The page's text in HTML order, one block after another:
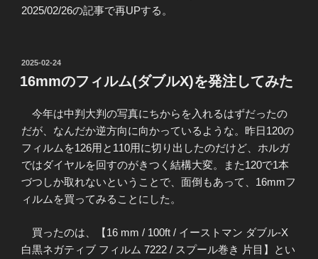
2025/02/26の記事で再UPする。
投
稿
日:
2025-02-24
16mmのフィルム(ダブルX)を発注してみた
今年は中判大判の写真にちからを入れるはずだったの
だが、なんだか逆方向に向かっているような。昨日120の
フィルムを126用と110用に切り出したのだけど、ホルガ
ではダイヤルを回すのがきつく結構大変。また120で1本
づつしか取れないということで、面倒もあって、16mmフ
ィルムを買ってみることにした。
買ったのは、【16 mm / 100ft / イーストマン ダブル-X
白黒ネガティブ フィルム 7222 / スプール巻き 片目】とい